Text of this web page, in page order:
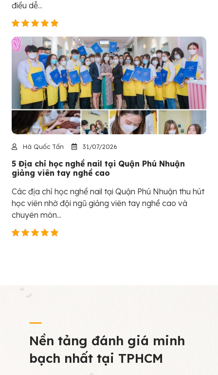
điều dễ...
Hà Quốc Tấn 31/07/2026
5 Địa chỉ học nghề nail tại Quận Phú Nhuận
giảng viên tay nghề cao
Các địa chỉ học nghề nail tại Quận Phú Nhuận thu hút
học viên nhờ đội ngũ giảng viên tay nghề cao và
chuyên môn...
Nền tảng đánh giá minh
bạch nhất tại TPHCM